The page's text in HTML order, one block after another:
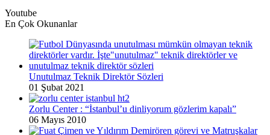
Youtube
En Çok Okunanlar
Unutulmaz Teknik Direktör Sözleri
01 Şubat 2021
Zorlu Center : “İstanbul’u dinliyorum gözlerim kapalı”
06 Mayıs 2010